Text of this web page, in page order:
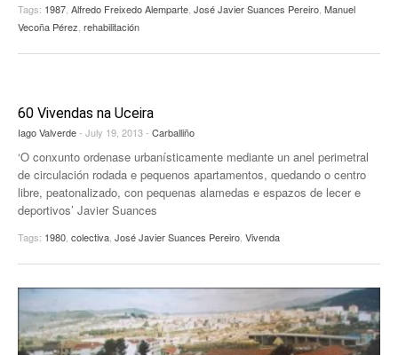
Tags: 1987 Alfredo Freixedo Alemparte José Javier Suances Pereiro Manuel
Vecoña Pérez rehabilitación
60 Vivendas na Uceira
Iago Valverde- July 19, 2013 - Carballiño
‘O conxunto ordenase urbanísticamente mediante un anel perimetral
de circulación rodada e pequenos apartamentos, quedando o centro
libre, peatonalizado, con pequenas alamedas e espazos de lecer e
deportivos’ Javier Suances
Tags: 1980 colectiva José Javier Suances Pereiro Vivenda